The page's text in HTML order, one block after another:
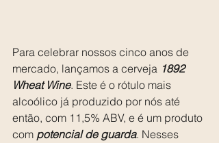
Para celebrar nossos cinco anos de
mercado, lançamos a cerveja 1892
Wheat Wine. Este é o rótulo mais
alcoólico já produzido por nós até
então, com 11,5% ABV, e é um produto
com potencial de guarda. Nesses